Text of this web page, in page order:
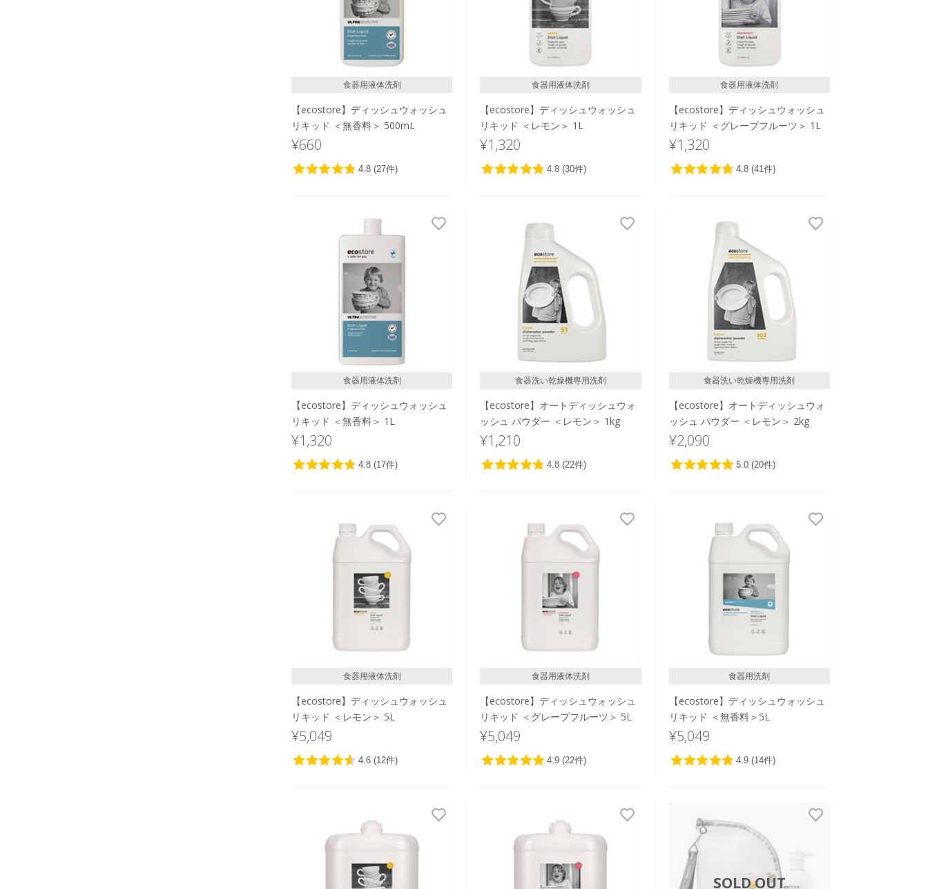
食器用液体洗剤
【ecostore】ディッシュウォッシュ
リキッド ＜無香料＞ 500mL
¥660
食器用液体洗剤
【ecostore】ディッシュウォッシュ
リキッド ＜レモン＞ 1L
¥1,320
食器用液体洗剤
【ecostore】ディッシュウォッシュ
リキッド ＜グレープフルーツ＞ 1L
¥1,320
食器用液体洗剤
【ecostore】ディッシュウォッシュ
リキッド ＜無香料＞ 1L
¥1,320
食器洗い乾燥機専用洗剤
【ecostore】オートディッシュウォ
ッシュ パウダー ＜レモン＞ 1kg
¥1,210
食器洗い乾燥機専用洗剤
【ecostore】オートディッシュウォ
ッシュ パウダー ＜レモン＞ 2kg
¥2,090
食器用液体洗剤
【ecostore】ディッシュウォッシュ
リキッド ＜レモン＞ 5L
¥5,049
食器用液体洗剤
【ecostore】ディッシュウォッシュ
リキッド ＜グレープフルーツ＞ 5L
¥5,049
食器用洗剤
【ecostore】ディッシュウォッシュ
リキッド ＜無香料＞5L
¥5,049
SOLD OUT